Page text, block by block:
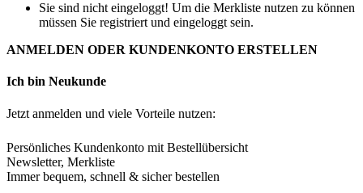
Sie sind nicht eingeloggt! Um die Merkliste nutzen zu können
müssen Sie registriert und eingeloggt sein.
ANMELDEN ODER KUNDENKONTO ERSTELLEN
Ich bin Neukunde
Jetzt anmelden und viele Vorteile nutzen:
Persönliches Kundenkonto mit Bestellübersicht
Newsletter, Merkliste
Immer bequem, schnell & sicher bestellen